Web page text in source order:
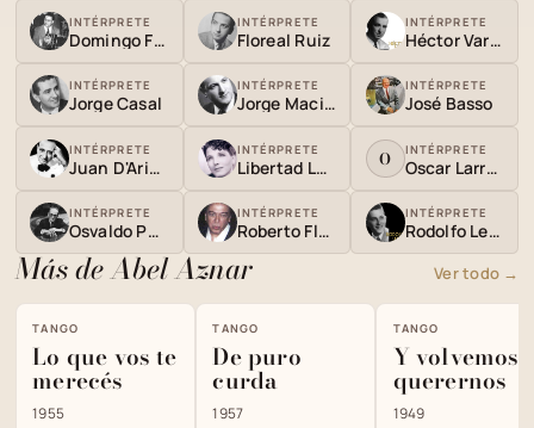
INTÉRPRETE
Domingo Federico
INTÉRPRETE
Floreal Ruiz
INTÉRPRETE
Héctor Varela
INTÉRPRETE
Jorge Casal
INTÉRPRETE
Jorge Maciel
INTÉRPRETE
José Basso
INTÉRPRETE
Juan D'Arienzo
INTÉRPRETE
Libertad Lamarque O INTÉRPRETE
Oscar Larroca
INTÉRPRETE
Osvaldo Pugliese
INTÉRPRETE
Roberto Florio
INTÉRPRETE
Rodolfo Lesica
Más de Abel Aznar Ver todo →
TANGO
Lo que vos te
merecés
1955
TANGO
De puro
curda
1957
TANGO
Y volvemos
querernos
1949